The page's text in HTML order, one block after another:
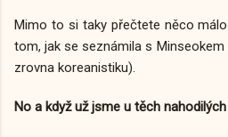
Mimo to si taky přečtete něco
tom, jak se seznámila s
zrovna koreanistiku).
No a když už jsme u těch